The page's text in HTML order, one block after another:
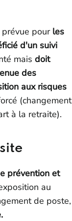
pour les
d'un suivi
mais doit
des
aux risques
(changement
à la retraite).
prévention et
au
de poste,